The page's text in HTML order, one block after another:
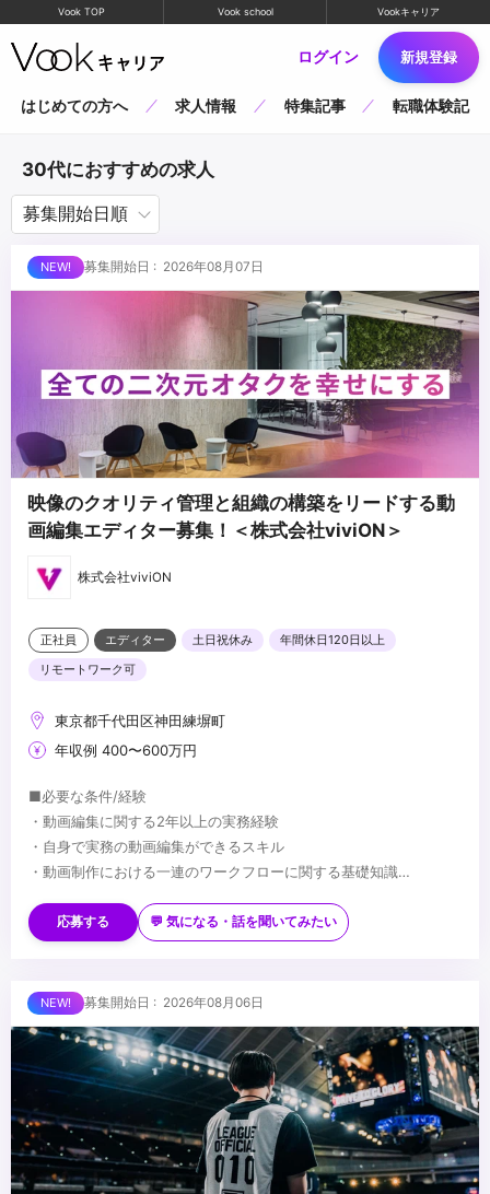
Vook TOP Vook school Vookキャリア
ログイン 新規登録
はじめての方へ 求人情報 特集記事 転職体験記
30代におすすめの求人
募集開始日 : 2026年08月07日
映像のクオリティ管理と組織の構築をリードする動
画編集エディター募集！＜株式会社viviON＞
株式会社viviON
正社員 エディター 土日祝休み
年間休日120日以上
リモートワーク可
東京都千代田区神田練塀町
年収例 400〜600万円
■必要な条件/経験
・動画編集に関する2年以上の実務経験
・自身で実務の動画編集ができるスキル
・動画制作における一連のワークフローに関する基礎知識
※ご応募の際は、ご自身のスキルがわかるポートフォリオ（実績リ
ンクやデモリールなど）の提出が必須となります。
・外部の個人クリエイターや制作会社への外注管理、進行管理の実
務経験
経験
・Adobe Illustrator、Photoshopを用いたグラフィックやテロップ
のデザインスキル
・若手メンバーに対する育成、技術指導の経験
・編集チームの進行管理、タスクアサインの経験
・制作体制、ワークフローの構築および改善経験
・コンテンツづくりに対して主体的に取り組める姿勢
・変化の多い環境でも柔軟に対応できる柔軟性
...
応募する 💬 気になる・話を聞いてみたい
募集開始日 : 2026年08月06日